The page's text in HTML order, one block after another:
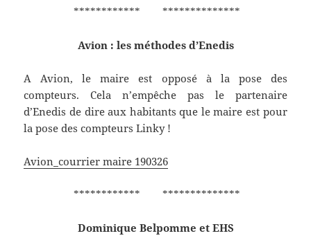
************ **************
Avion : les méthodes d’Enedis
A Avion, le maire est opposé à la pose des
compteurs. Cela n’empêche pas le partenaire
d’Enedis de dire aux habitants que le maire est pour
la pose des compteurs Linky !
Avion_courrier maire 190326
************ **************
Dominique Belpomme et EHS